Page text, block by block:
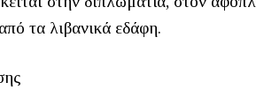
τα λιβανικά εδάφη.